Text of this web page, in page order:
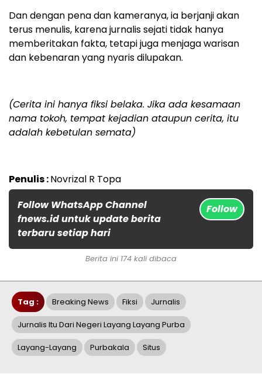
Dan dengan pena dan kameranya, ia berjanji akan
terus menulis, karena jurnalis sejati tidak hanya
memberitakan fakta, tetapi juga menjaga warisan
dan kebenaran yang nyaris dilupakan.
(⁣Cerita ini hanya fiksi belaka. Jika ada kesamaan
nama tokoh, tempat kejadian ataupun cerita, itu
adalah kebetulan semata)
Penulis :Novrizal R Topa
Follow WhatsApp Channel
fnews.id untuk update berita
terbaru setiap hari
Follow
Berita ini 174 kali dibaca
Tag : Breaking News Fiksi Jurnalis
Jurnalis Itu Dari Negeri Layang Layang Purba
Layang-Layang Purbakala Situs